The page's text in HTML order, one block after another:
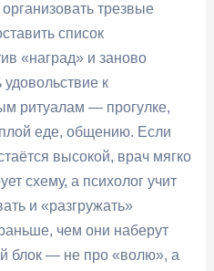
трезвые
список
«наград» и заново
удовольствие к
ритуалам — прогулке,
еде, общению. Если
высокой, врач мягко
схему, а психолог учит
и «разгружать»
чем они наберут
блок — не про «волю», а